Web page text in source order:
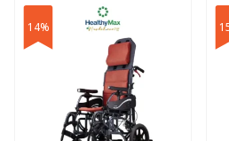
has
multiple
variants.
14%